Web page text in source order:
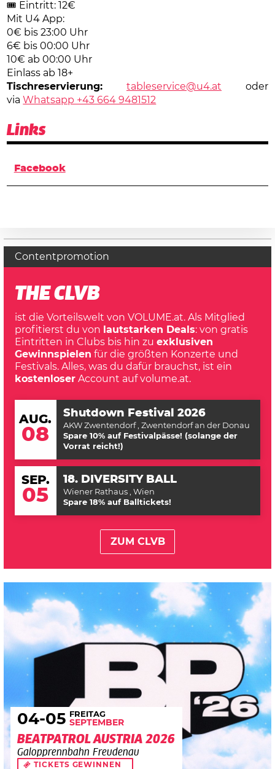
🎟️ Eintritt: 12€
Mit U4 App:
0€ bis 23:00 Uhr
6€ bis 00:00 Uhr
10€ ab 00:00 Uhr
Einlass ab 18+
Tischreservierung:
tableservice@u4.at oder
via Whatsapp +43 664 9481512
Links
Facebook
Contentpromotion
THE CLVB
ist die Vorteilswelt von VOLUME.at. Als Mitglied
profitierst du von
lautstarken Deals: von gratis
Eintritten in Clubs bis hin zu exklusiven
Gewinnspielen für die größten Konzerte und
Festivals. Alles, was du dafür brauchst, ist ein
kostenloserAccount auf volume.at.
AUG.
08
Shutdown Festival 2026
AKW Zwentendorf, Zwentendorf an der Donau
Spare 10% auf Festivalpässe! (solange der
Vorrat reicht!)
SEP.
05
18. DIVERSITY BALL
Wiener Rathaus , Wien
Spare 18% auf Balltickets!
ZUM CLVB
04-05 FREITAG
SEPTEMBER
BEATPATROL AUSTRIA 2026
Galopprennbahn Freudenau
TICKETS GEWINNEN